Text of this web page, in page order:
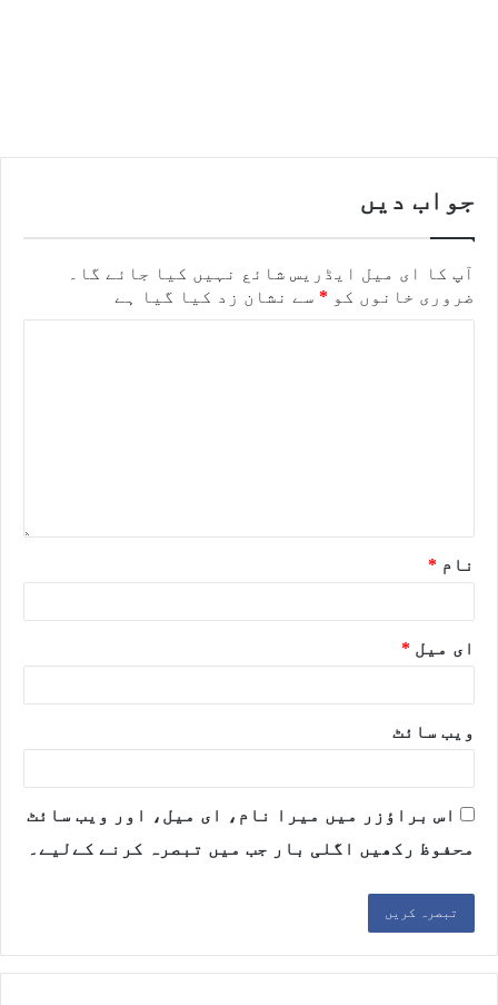
جواب دیں
آپ کا ای میل ایڈریس شائع نہیں کیا جائے گا۔
ضروری خانوں کو * سے نشان زد کیا گیا ہے
نام *
ای میل *
ویب‌ سائٹ
اس براؤزر میں میرا نام، ای میل، اور ویب سائٹ
محفوظ رکھیں اگلی بار جب میں تبصرہ کرنے کےلیے۔